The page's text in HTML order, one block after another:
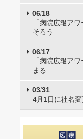
06/18
「病院広報ア
そろう
06/17
「病院広報ア
まる
03/31
4月1日に社名変